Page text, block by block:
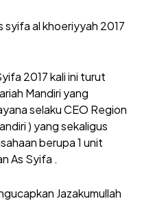
2017 kali ini turut
Mandiri yang
selaku CEO Region
) yang sekaligus
berupa 1 unit
As Syifa .
Jazakumullah